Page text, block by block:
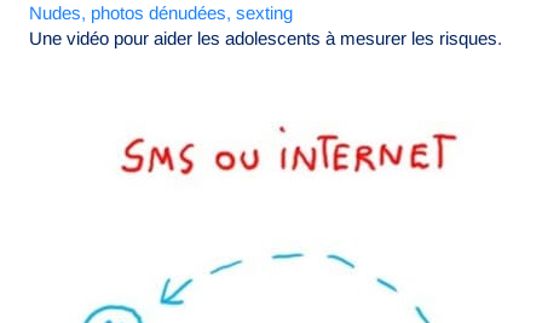
Nudes, photos dénudées, sexting
Une vidéo pour aider les adolescents à mesurer les risques.